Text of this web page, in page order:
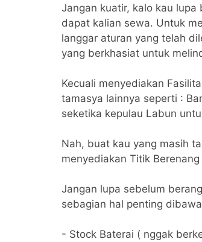
Jangan kuatir, kalo kau
dapat kalian sewa. Untuk
langgar aturan yang telah
yang berkhasiat untuk
Kecuali menyediakan
tamasya lainnya seperti :
seketika kepulau Labun
Nah, buat kau yang masih
menyediakan Titik
Jangan lupa sebelum
sebagian hal penting
- Stock Baterai ( nggak